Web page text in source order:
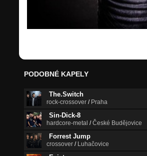
PODOBNÉ KAPELY
The.Switch
rock-crossover / Praha
Sin-Dick-8
hardcore-metal /České Budějovice
Forrest Jump
crossover / Luhačovice